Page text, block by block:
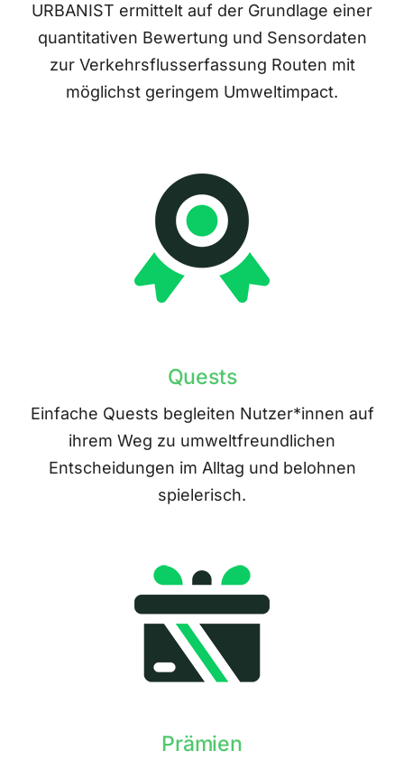
URBANIST ermittelt auf der Grundlage einer
quantitativen Bewertung und Sensordaten
zur Verkehrsflusserfassung Routen mit
möglichst geringem Umweltimpact.
Quests
Einfache Quests begleiten Nutzer*innen auf
ihrem Weg zu umweltfreundlichen
Entscheidungen im Alltag und belohnen
spielerisch.
Prämien